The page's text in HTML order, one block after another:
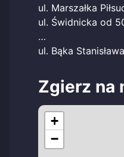
ul. Marszałka
ul. Świdnicka od
…
ul. Bąka Stanisława
Zgierz na
+
−